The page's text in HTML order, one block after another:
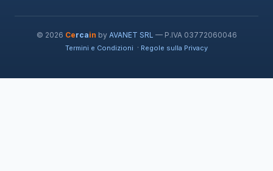
© 2026 Cercain by AVANET SRL — P.IVA 03772060046
Termini e Condizioni · Regole sulla Privacy